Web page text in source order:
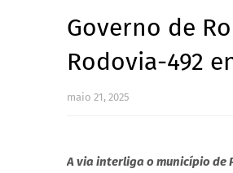
Governo de
Rodovia-492
maio 21, 2025
A via interliga o município de